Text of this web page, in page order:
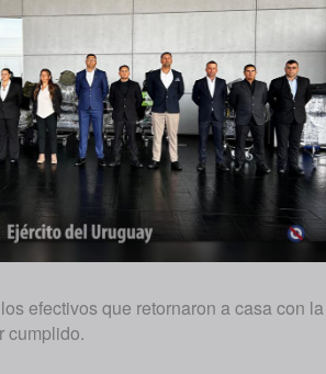
efectivos que retornaron a casa con la
cumplido.